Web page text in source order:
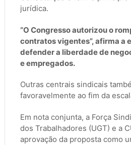
jurídica.
“O Congresso autorizou o
contratos vigentes”, afirma a
defender a liberdade de
e empregados.
Outras centrais sindicais
favoravelmente ao fim da
Em nota conjunta, a Força
dos Trabalhadores (UGT) e a
aprovação da proposta como